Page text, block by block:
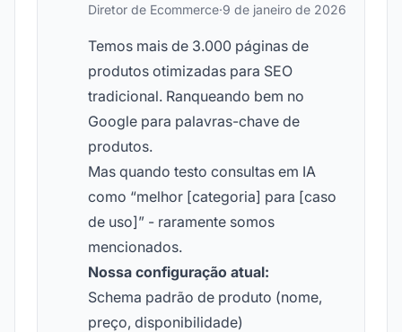
Diretor de Ecommerce·9 de janeiro de 2026
Temos mais de 3.000 páginas de
produtos otimizadas para SEO
tradicional. Ranqueando bem no
Google para palavras-chave de
produtos.
Mas quando testo consultas em IA
como “melhor [categoria] para [caso
de uso]” - raramente somos
mencionados.
Nossa configuração atual:
Schema padrão de produto (nome,
preço, disponibilidade)